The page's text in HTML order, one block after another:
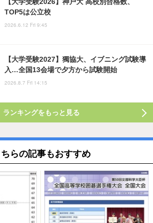
【大学受験2026】神戸大 高校別合格数、
TOP5は公立校
2026.6.12 Fri 9:45
【大学受験2027】獨協大、イブニング試験導
入…全国13会場で夕方から試験開始
2026.8.7 Fri 14:15
ランキングをもっと見る
ちらの記事もおすすめ